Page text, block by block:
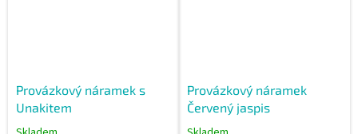
Provázkový náramek s
Unakitem
Provázkový náramek
Červený jaspis